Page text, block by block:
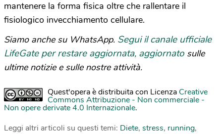
mantenere la forma fisica oltre che rallentare il
fisiologico invecchiamento cellulare.
Siamo anche su WhatsApp. Segui il canale ufficiale
LifeGate per restare aggiornata, aggiornato sulle
ultime notizie e sulle nostre attività.
Quest'opera è distribuita con Licenza Creative
Commons Attribuzione - Non commerciale -
Non opere derivate 4.0 Internazionale.
Leggi altri articoli su questi temi: Diete, stress, running,